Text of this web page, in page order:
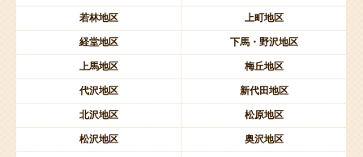
若林地区 上町地区
経堂地区 下馬・野沢地区
上馬地区 梅丘地区
代沢地区 新代田地区
北沢地区 松原地区
松沢地区 奥沢地区